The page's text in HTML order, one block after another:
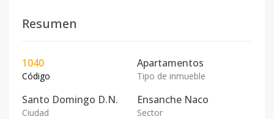
Resumen
1040
Código
Apartamentos
Tipo de inmueble
Santo Domingo D.N.
Ciudad
Ensanche Naco
Sector